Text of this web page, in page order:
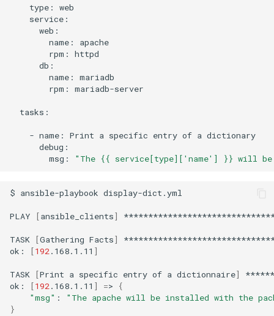
type:
name:
rpm:
name:
rpm:
mariadb-server
tasks:
- name: Print a specific entry of a
msg:
"The {{ service[type]['name'] }} will
$ ansible-playbook display-dict.yml
PLAY [ansible_clients]
TASK [Gathering Facts]
ok:
[192.168.1.11 ]
TASK [Print a specific entry of a dictionnaire]
ok:
[192.168.1.11 ] =>
{
"msg" :
"The apache will be installed with the
}